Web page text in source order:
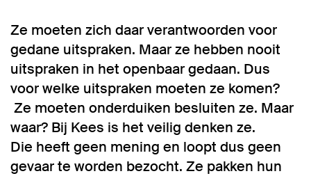
Ze moeten zich daar verantwoorden voor
gedane uitspraken. Maar ze hebben nooit
uitspraken in het openbaar gedaan. Dus
voor welke uitspraken moeten ze komen?
Ze moeten onderduiken besluiten ze. Maar
waar? Bij Kees is het veilig denken ze.
Die heeft geen mening en loopt dus geen
gevaar te worden bezocht. Ze pakken hun